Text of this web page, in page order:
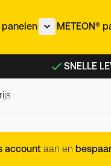
panelen
Toon submenu
METEON®
SNELLE
Zilvergrijs
account aan en